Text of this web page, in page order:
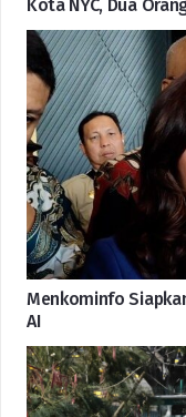
Kota NYC, Dua
Menkominfo
AI